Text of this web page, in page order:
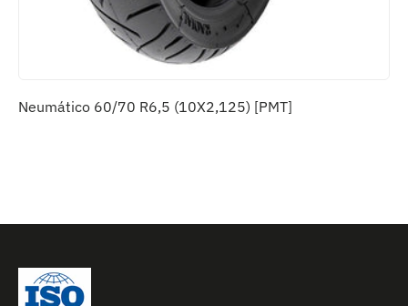
Neumático 60/70 R6,5 (10X2,125) [PMT]